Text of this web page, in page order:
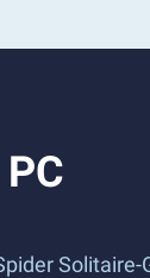
Solitaire-